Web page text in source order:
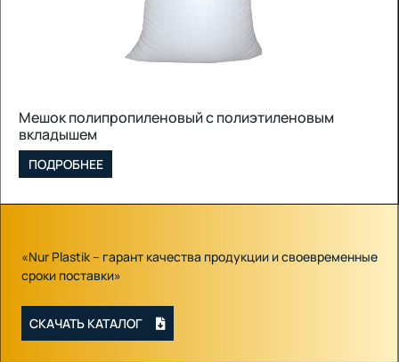
Мешок полипропиленовый с полиэтиленовым
вкладышем
ПОДРОБНЕЕ
«Nur Plastik – гарант качества продукции и своевременные
сроки поставки»
СКАЧАТЬ КАТАЛОГ